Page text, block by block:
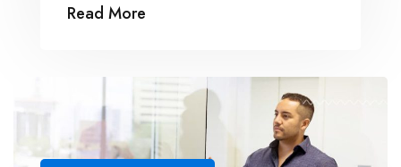
Read More